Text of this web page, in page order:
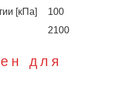
[кПа]
100
2100
для